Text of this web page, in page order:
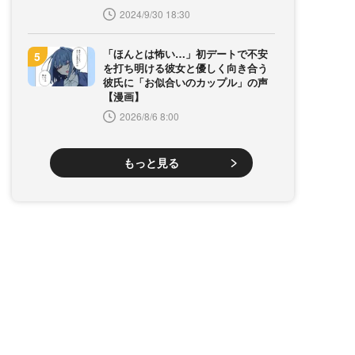
2024/9/30 18:30
「ほんとは怖い…」初デートで不安
を打ち明ける彼女と優しく向き合う
彼氏に「お似合いのカップル」の声
【漫画】
2026/8/6 8:00
もっと見る